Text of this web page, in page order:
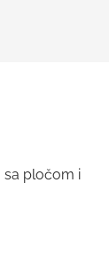
sa pločom i